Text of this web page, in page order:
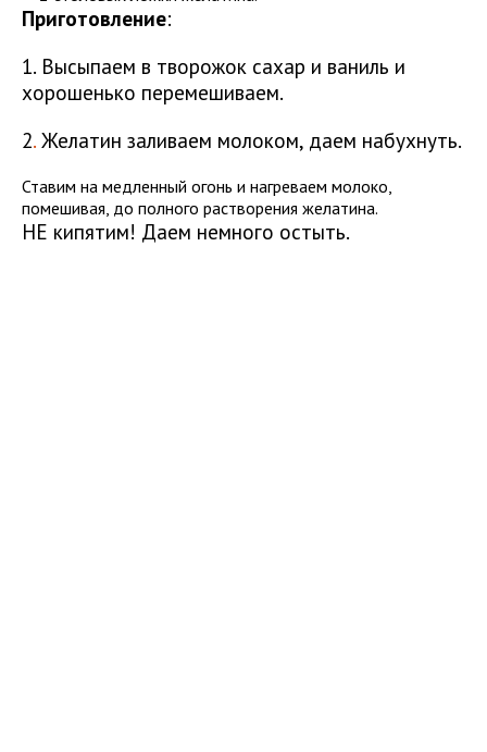
Приготовление:
1. Высыпаем в творожок сахар и ваниль и
хорошенько перемешиваем.
2. Желатин заливаем молоком, даем набухнуть.
Ставим на медленный огонь и нагреваем молоко,
помешивая, до полного растворения желатина.
НЕ кипятим! Даем немного остыть.